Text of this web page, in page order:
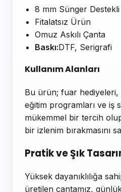
8 mm Sünger Destekli
Fitalatsız Ürün
Omuz Askılı Çanta
Baskı:DTF, Serigrafi
Kullanım Alanları
Bu ürün; fuar
eğitim programları ve iş
mükemmel bir tercih olup
bir izlenim bırakmasını
Pratik ve Şık
Yüksek dayanıklılığa
üretilen çantamız,